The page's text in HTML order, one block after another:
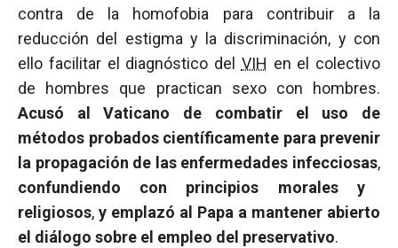
contra de la homofobia para contribuir a la
reducción del estigma y la discriminación, y con
ello facilitar el diagnóstico del VIH en el colectivo
de hombres que practican sexo con hombres.
Acusó al Vaticano de combatir el uso de
métodos probados científicamente para prevenir
la propagación de las enfermedades infecciosas,
confundiendo con principios morales y
religiosos, y emplazó al Papa a mantener abierto
el diálogo sobre el empleo del preservativo.